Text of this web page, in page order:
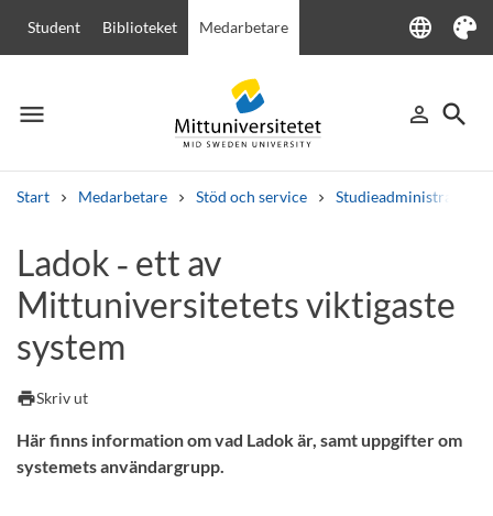
Student Biblioteket Medarbetare language
Language
Tema
menu
Meny person_outline
Logga in
search
Sök
Start Medarbetare Stöd och service Studieadministration
Andra söktjänster
Kurser och program Kursplaner VälkomstbrevPersonal
Lediga jobb
Ladok ‑ ett av
Mittuniversitetets viktigaste
system
printSkriv ut
Här finns information om vad Ladok är, samt uppgifter om
systemets användargrupp.